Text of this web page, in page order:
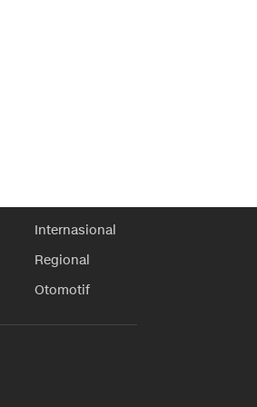
Internasional
Regional
Otomotif